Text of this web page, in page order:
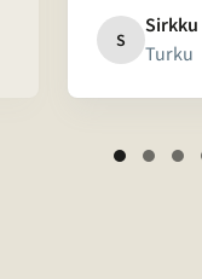
S
Sirkku
Turku